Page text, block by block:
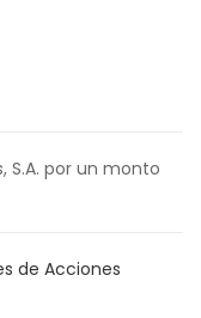
S.A. por un monto
de Acciones